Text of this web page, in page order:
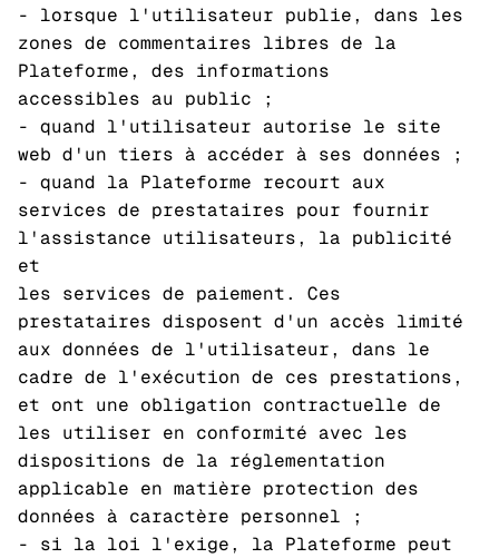
- lorsque l'utilisateur publie, dans les
zones de commentaires libres de la
Plateforme, des informations
accessibles au public ;
- quand l'utilisateur autorise le site
web d'un tiers à accéder à ses données ;
- quand la Plateforme recourt aux
services de prestataires pour fournir
l'assistance utilisateurs, la publicité
et
les services de paiement. Ces
prestataires disposent d'un accès limité
aux données de l'utilisateur, dans le
cadre de l'exécution de ces prestations,
et ont une obligation contractuelle de
les utiliser en conformité avec les
dispositions de la réglementation
applicable en matière protection des
données à caractère personnel ;
- si la loi l'exige, la Plateforme peut